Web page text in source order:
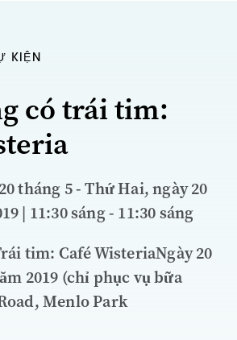
KIỆN
có trái tim:
tháng 5 - Thứ Hai, ngày 20
| 11:30 sáng - 11:30 sáng
tim: Café WisteriaNgày 20
2019 (chỉ phục vụ bữa
Menlo Park